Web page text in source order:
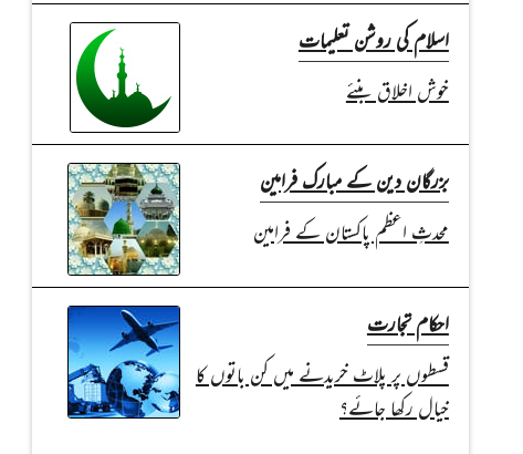
اسلام کی روشن تعلیمات
خوش اخلاق بنئے
بزرگان دین کے مبارک فرامین
محدثِ اعظم پاکستان کے فرامین
احکام تجارت
قسطوں پر پلاٹ خریدنے میں کن باتوں کا
خیال رکھا جائے؟